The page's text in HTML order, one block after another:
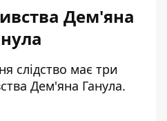
Дем'яна
слідство має три
Дем'яна Ганула.